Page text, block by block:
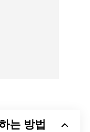
는 방법